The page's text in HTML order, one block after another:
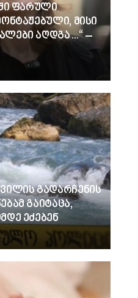
ფარული
მისი
აღდგა…“ –
გადარჩენის
გაიტაცა,
ეძებენ